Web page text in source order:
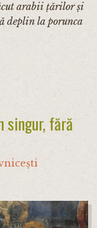
arabii țărilor și
deplin la porunca
singur, fără